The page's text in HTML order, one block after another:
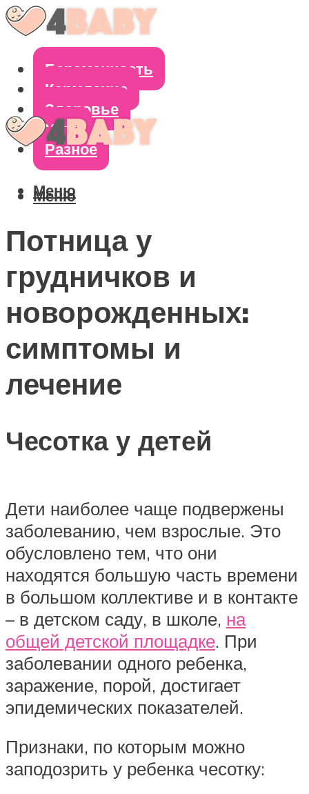
Беременность
Кормление
Здоровье
Уход
Разное
Меню
Меню
Потница у
грудничков и
новорожденных:
симптомы и
лечение
Чесотка у детей
Дети наиболее чаще подвержены
заболеванию, чем взрослые. Это
обусловлено тем, что они
находятся большую часть времени
в большом коллективе и в контакте
– в детском саду, в школе, на
общей детской площадке. При
заболевании одного ребенка,
заражение, порой, достигает
эпидемических показателей.
Признаки, по которым можно
заподозрить у ребенка чесотку: